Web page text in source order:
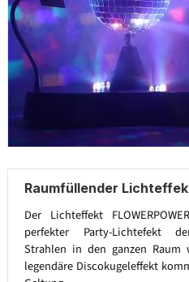
Raumfüllender
Der Lichteffekt
perfekter Party-Lichtefekt
Strahlen in den ganzen Raum
legendäre Discokugeleffekt